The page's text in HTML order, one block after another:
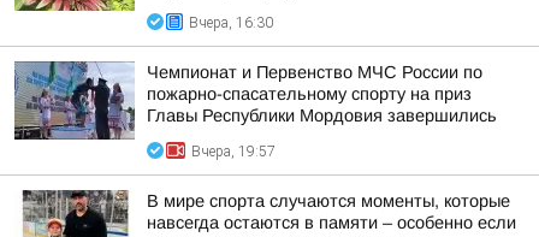
Вчера, 16:30
Чемпионат и Первенство МЧС России по
пожарно-спасательному спорту на приз
Главы Республики Мордовия завершились
Вчера, 19:57
В мире спорта случаются моменты, которые
навсегда остаются в памяти – особенно если